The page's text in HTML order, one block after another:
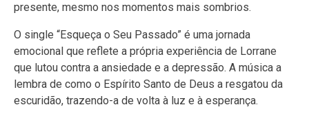
presente, mesmo nos momentos mais sombrios.
O single “Esqueça o Seu Passado” é uma jornada
emocional que reflete a própria experiência de Lorrane
que lutou contra a ansiedade e a depressão. A música a
lembra de como o Espírito Santo de Deus a resgatou da
escuridão, trazendo-a de volta à luz e à esperança.